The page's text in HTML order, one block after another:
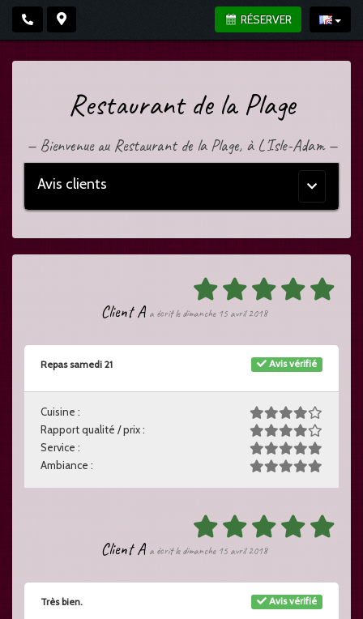
RÉSERVER
Restaurant de la Plage
—Bienvenue au Restaurant de la Plage, à L'Isle-Adam —
Menu
principal
Avis clients
Client A a écrit le dimanche 15 avril 2018
Avis vérifié
Repas samedi 21
Cuisine :
Rapport qualité / prix :
Service :
Ambiance :
Client A a écrit le dimanche 15 avril 2018
Avis vérifié
Très bien.